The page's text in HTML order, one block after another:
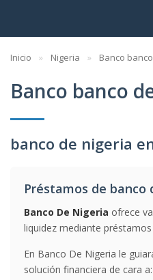
Inicio Nigeria Banco
Banco banco
banco de nigeria
Préstamos de banco
Banco De Nigeria ofrece
liquidez mediante
En Banco De Nigeria le
solución financiera de cara a: